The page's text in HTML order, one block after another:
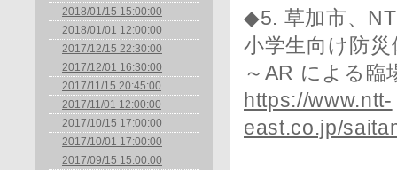
2018/01/15 15:00:00
2018/01/01 12:00:00
2017/12/15 22:30:00
2017/12/01 16:30:00
2017/11/15 20:45:00
2017/11/01 12:00:00
2017/10/15 17:00:00
2017/10/01 17:00:00
2017/09/15 15:00:00
◆5. 草加市、
小学生向け防
～AR による臨
https://www.ntt-
east.co.jp/